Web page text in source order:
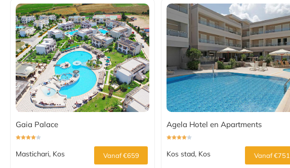
Gaia Palace
Mastichari, Kos Vanaf €659
Agela Hotel en Apartments
Kos stad, Kos Vanaf €751